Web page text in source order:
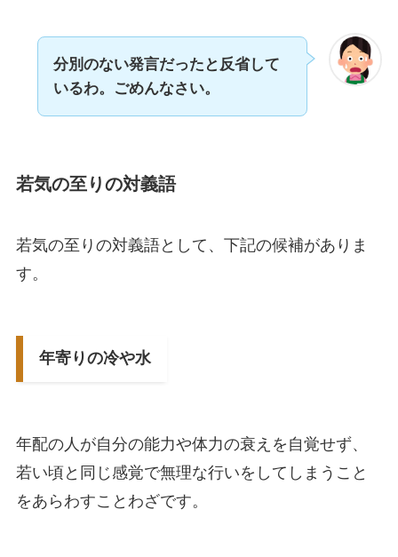
分別のない発言だったと反省して
いるわ。ごめんなさい。
若気の至りの対義語
若気の至りの対義語として、下記の候補がありま
す。
年寄りの冷や水
年配の人が自分の能力や体力の衰えを自覚せず、
若い頃と同じ感覚で無理な行いをしてしまうこと
をあらわすことわざです。